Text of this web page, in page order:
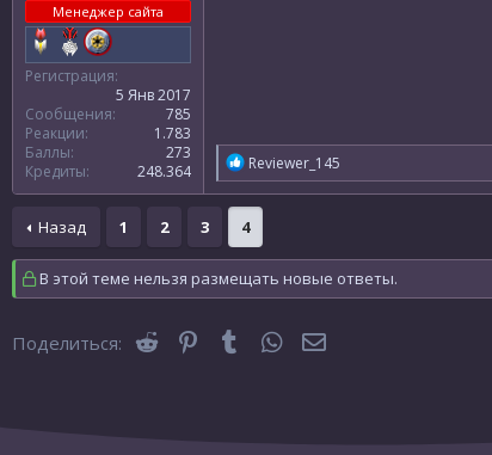
Менеджер сайта
Регистрация
5 Янв 2017
Сообщения
785
Реакции
1.783
Баллы
273
Кредиты
248.364
Р
е
а
к
ц
и
и
:
Reviewer_145
Назад 1 2 3 4
В этой теме нельзя размещать новые ответы.
Поделиться: Reddit Pinterest
TumblrWhatsAppЭлектронная почта